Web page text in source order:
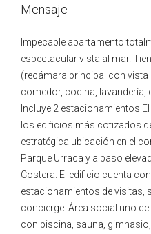
Mensaje
Impecable apartamento
espectacular vista al mar.
(recámara principal con vista
comedor, cocina, lavandería,
Incluye 2 estacionamientos
los edificios más cotizados
estratégica ubicación en el
Parque Urraca y a paso
Costera. El edificio cuenta
estacionamientos de visitas,
concierge. Área social uno
con piscina, sauna,